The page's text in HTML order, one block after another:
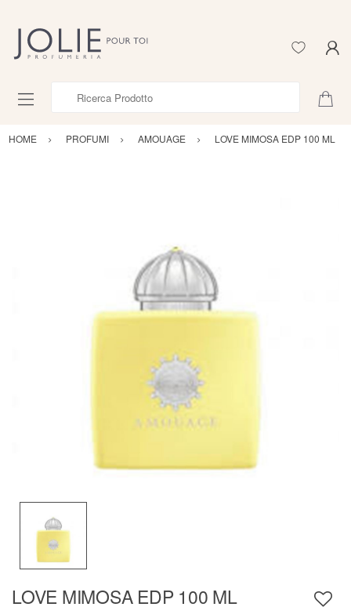
HOME PROFUMI AMOUAGE LOVE MIMOSA EDP 100 ML
LOVE MIMOSA EDP 100 ML